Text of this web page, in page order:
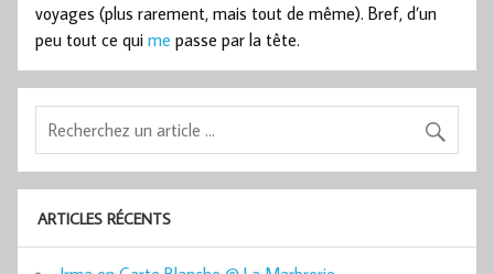
voyages (plus rarement, mais tout de même). Bref, d’un
peu tout ce qui me passe par la tête.
ARTICLES RÉCENTS